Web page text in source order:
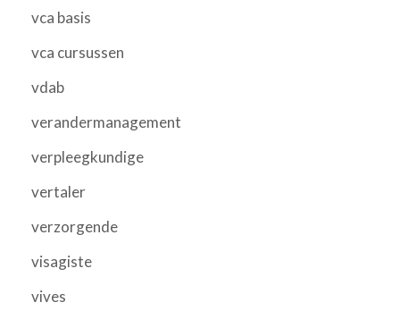
vca basis
vca cursussen
vdab
verandermanagement
verpleegkundige
vertaler
verzorgende
visagiste
vives